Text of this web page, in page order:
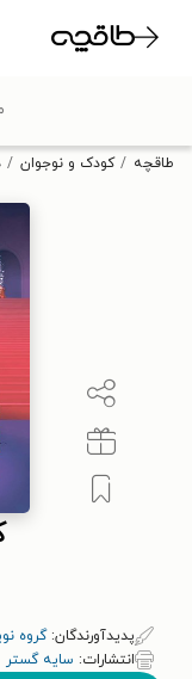
طاقچه کودک و نوجوان
پدیدآورندگان:گروه
انتشارات: سایه گستر